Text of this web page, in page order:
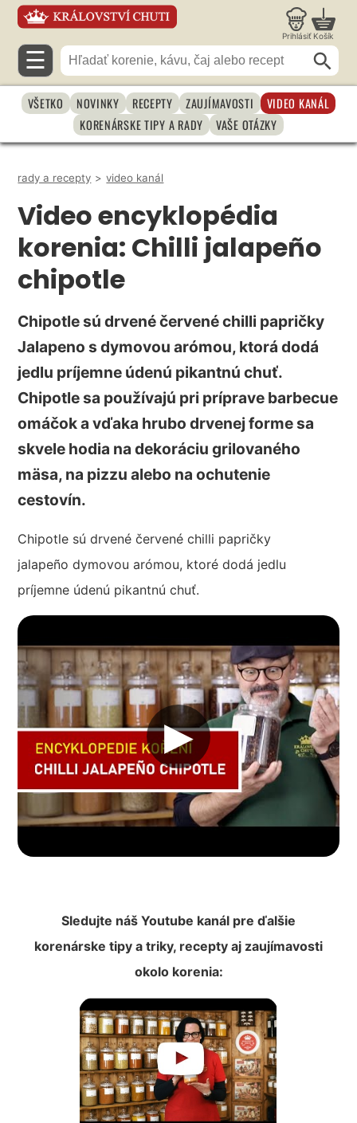
Prihlásiť Košík
☰
VŠETKO NOVINKY RECEPTY ZAUJÍMAVOSTI
VIDEO KANÁL
KORENÁRSKE TIPY A RADY
VAŠE OTÁZKY
rady a recepty > video kanál
Video encyklopédia
korenia: Chilli jalapeño
chipotle
Chipotle sú drvené červené chilli papričky
Jalapeno s dymovou arómou, ktorá dodá
jedlu príjemne údenú pikantnú chuť.
Chipotle sa používajú pri príprave barbecue
omáčok a vďaka hrubo drvenej forme sa
skvele hodia na dekoráciu grilovaného
mäsa, na pizzu alebo na ochutenie
cestovín.
Chipotle sú drvené červené chilli papričky
jalapeño dymovou arómou, ktoré dodá jedlu
príjemne údenú pikantnú chuť.
▶︎
Sledujte náš Youtube kanál pre ďalšie
korenárske tipy a triky, recepty aj zaujímavosti
okolo korenia: